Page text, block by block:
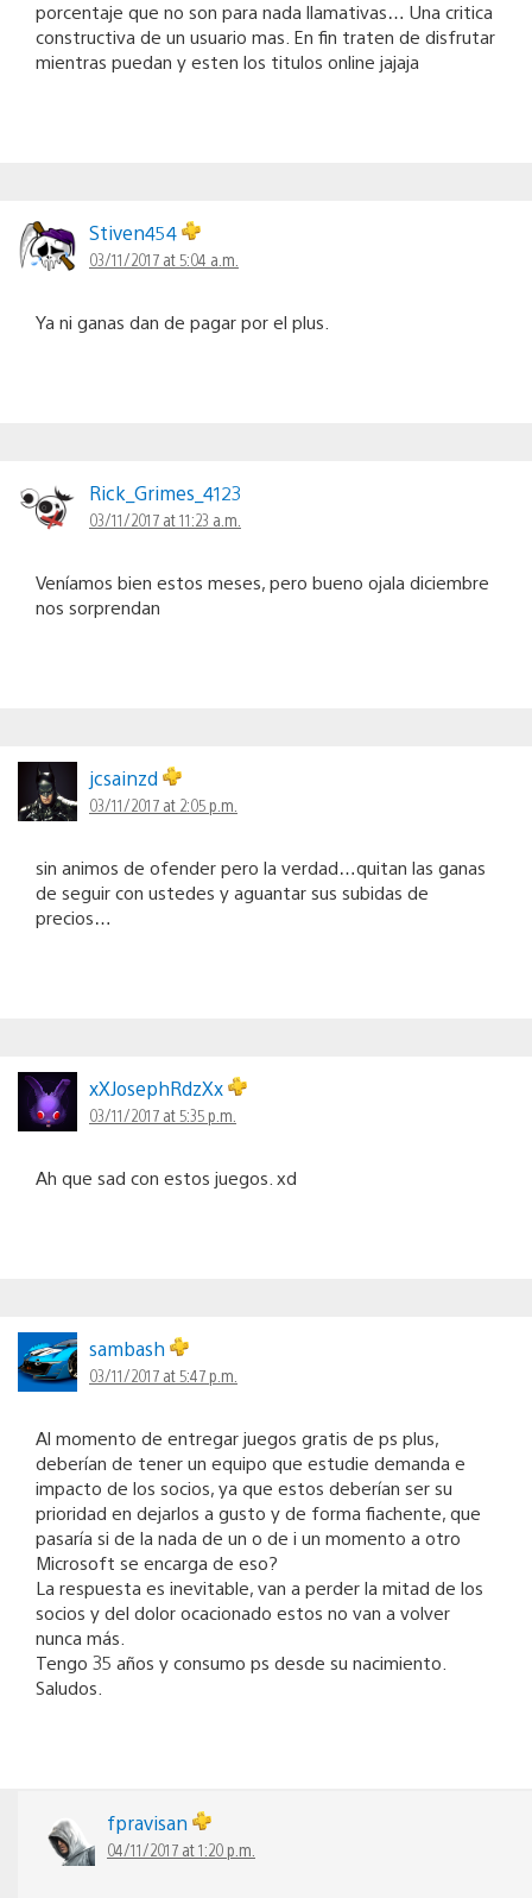
porcentaje que no son para nada llamativas… Una critica
constructiva de un usuario mas. En fin traten de disfrutar
mientras puedan y esten los titulos online jajaja
Stiven454
03/11/2017 at 5:04 a.m.
Ya ni ganas dan de pagar por el plus.
Rick_Grimes_4123
03/11/2017 at 11:23 a.m.
Veníamos bien estos meses, pero bueno ojala diciembre
nos sorprendan
jcsainzd
03/11/2017 at 2:05 p.m.
sin animos de ofender pero la verdad…quitan las ganas
de seguir con ustedes y aguantar sus subidas de
precios…
xXJosephRdzXx
03/11/2017 at 5:35 p.m.
Ah que sad con estos juegos. xd
sambash
03/11/2017 at 5:47 p.m.
Al momento de entregar juegos gratis de ps plus,
deberían de tener un equipo que estudie demanda e
impacto de los socios, ya que estos deberían ser su
prioridad en dejarlos a gusto y de forma fiachente, que
pasaría si de la nada de un o de i un momento a otro
Microsoft se encarga de eso?
La respuesta es inevitable, van a perder la mitad de los
socios y del dolor ocacionado estos no van a volver
nunca más.
Tengo 35 años y consumo ps desde su nacimiento.
Saludos.
fpravisan
04/11/2017 at 1:20 p.m.